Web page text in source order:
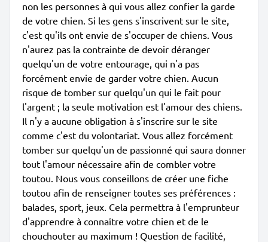
non les personnes à qui vous allez confier la garde
de votre chien. Si les gens s'inscrivent sur le site,
c'est qu'ils ont envie de s'occuper de chiens. Vous
n'aurez pas la contrainte de devoir déranger
quelqu'un de votre entourage, qui n'a pas
forcément envie de garder votre chien. Aucun
risque de tomber sur quelqu'un qui le fait pour
l'argent ; la seule motivation est l'amour des chiens.
Il n'y a aucune obligation à s'inscrire sur le site
comme c'est du volontariat. Vous allez forcément
tomber sur quelqu'un de passionné qui saura donner
tout l'amour nécessaire afin de combler votre
toutou. Nous vous conseillons de créer une fiche
toutou afin de renseigner toutes ses préférences :
balades, sport, jeux. Cela permettra à l'emprunteur
d'apprendre à connaître votre chien et de le
chouchouter au maximum ! Question de facilité,